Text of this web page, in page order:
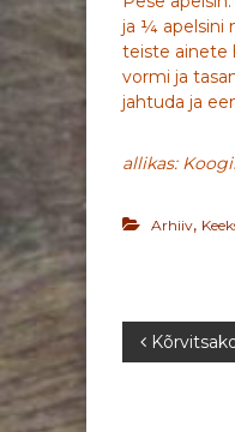
ja ¼ apelsini
teiste ainete
vormi ja
jahtuda ja
allikas:
Arhiiv,
N